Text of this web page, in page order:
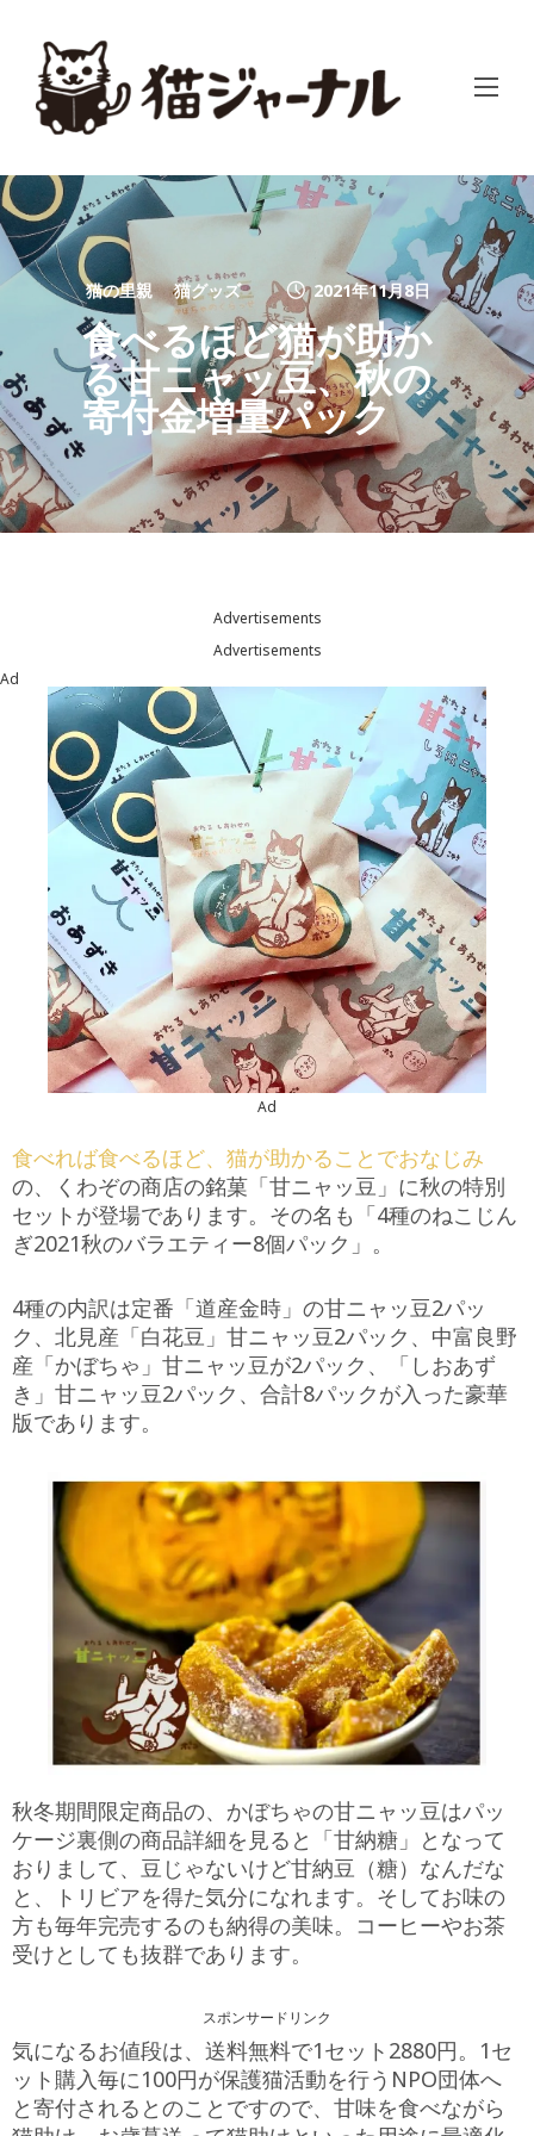
猫の里親 猫グッズ 2021年11月8日
食べるほど猫が助か
る甘ニャッ豆、秋の
寄付金増量パック
Advertisements
Advertisements
Ad
Ad
食べれば食べるほど、猫が助かることでおなじみ
の、くわぞの商店の銘菓「甘ニャッ豆」に秋の特別
セットが登場であります。その名も「4種のねこじん
ぎ2021秋のバラエティー8個パック」。
4種の内訳は定番「道産金時」の甘ニャッ豆2パッ
ク、北見産「白花豆」甘ニャッ豆2パック、中富良野
産「かぼちゃ」甘ニャッ豆が2パック、「しおあず
き」甘ニャッ豆2パック、合計8パックが入った豪華
版であります。
秋冬期間限定商品の、かぼちゃの甘ニャッ豆はパッ
ケージ裏側の商品詳細を見ると「甘納糖」となって
おりまして、豆じゃないけど甘納豆（糖）なんだな
と、トリビアを得た気分になれます。そしてお味の
方も毎年完売するのも納得の美味。コーヒーやお茶
受けとしても抜群であります。
スポンサードリンク
気になるお値段は、送料無料で1セット2880円。1セ
ット購入毎に100円が保護猫活動を行うNPO団体へ
と寄付されるとのことですので、甘味を食べながら